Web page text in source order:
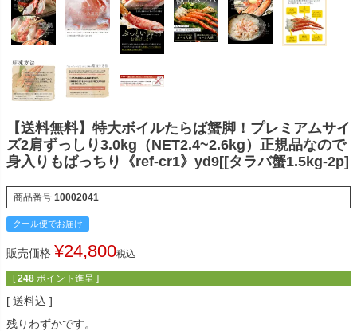
【送料無料】特大ボイルたらば蟹脚！プレミアムサイ
ズ2肩ずっしり3.0kg（NET2.4~2.6kg）正規品なので
身入りもばっちり《ref-cr1》yd9[[タラバ蟹1.5kg-2p]
商品番号 10002041
クール便でお届け
販売価格 ¥24,800税込
[ 248 ポイント進呈 ]
送料込
残りわずかです。